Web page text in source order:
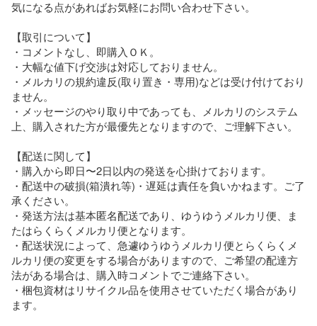
気になる点があればお気軽にお問い合わせ下さい。
【取引について】
・コメントなし、即購入ＯＫ。
・大幅な値下げ交渉は対応しておりません。
・メルカリの規約違反(取り置き・専用)などは受け付けており
ません。
・メッセージのやり取り中であっても、メルカリのシステム
上、購入された方が最優先となりますので、ご理解下さい。
【配送に関して】
・購入から即日〜2日以内の発送を心掛けております。
・配送中の破損(箱潰れ等)・遅延は責任を負いかねます。ご了
承ください。
・発送方法は基本匿名配送であり、ゆうゆうメルカリ便、ま
たはらくらくメルカリ便となります。
・配送状況によって、急遽ゆうゆうメルカリ便とらくらくメ
ルカリ便の変更をする場合がありますので、ご希望の配達方
法がある場合は、購入時コメントでご連絡下さい。
・梱包資材はリサイクル品を使用させていただく場合があり
ます。